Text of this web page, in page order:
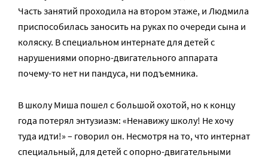
Часть занятий проходила на втором этаже, и Людмила
приспособилась заносить на руках по очереди сына и
коляску. В специальном интернате для детей с
нарушениями опорно-двигательного аппарата
почему-то нет ни пандуса, ни подъемника.
В школу Миша пошел с большой охотой, но к концу
года потерял энтузиазм: «Ненавижу школу! Не хочу
туда идти!» – говорил он. Несмотря на то, что интернат
специальный, для детей с опорно-двигательными